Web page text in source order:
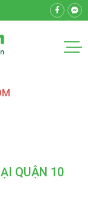
QUẬN 10